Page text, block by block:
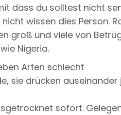
dass du solltest nicht
nicht wissen dies Person.
groß und viele von
Nigeria.
Arten schlecht
sie drücken
sofort.